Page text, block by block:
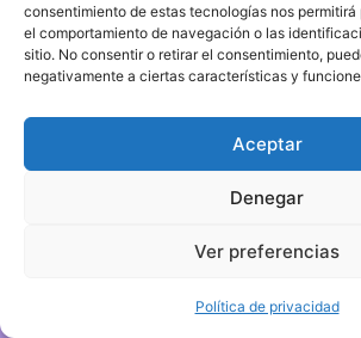
consentimiento de estas tecnologías nos
el comportamiento de navegación o las
sitio. No consentir o retirar el consentimiento,
negativamente a ciertas características y
Aceptar
Denegar
Ver preferencias
Política de privacidad